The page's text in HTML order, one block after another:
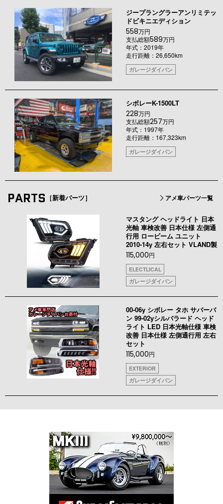
ジープラングラーアンリミテッ
ドビキニエディション
558万円
支払総額589万円
年式：2019年
走行距離：26,650km
ガレージダイバン
シボレーK-1500LT
228万円
支払総額257万円
年式：1997年
走行距離：167,323km
ガレージダイバン
PARTS ［新着パーツ］ アメ車パーツ一覧
マスタング ヘッドライト 日本
光軸 車検改善 日本仕様 左側通
行用 ロービーム ユニット
2010-14y 左右セット VLAND製
115,000円
ELECTLICAL
ガレージダイバン
00-06y シボレー タホ サバーバ
ン 99-02yシルバラード ヘッド
ライト LED 日本光軸仕様 車検
改善 日本仕様 左側通行用 左右
セット
115,000円
EXTERIOR
ガレージダイバン